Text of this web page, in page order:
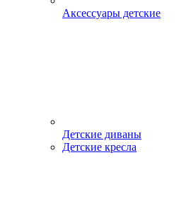
Аксессуары детские
Детские диваны
Детские кресла